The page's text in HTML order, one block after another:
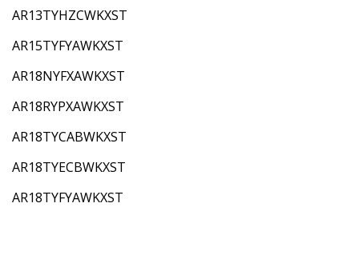
AR13TYHZCWKXST
AR15TYFYAWKXST
AR18NYFXAWKXST
AR18RYPXAWKXST
AR18TYCABWKXST
AR18TYECBWKXST
AR18TYFYAWKXST